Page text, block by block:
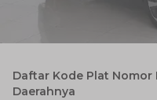
Daftar Kode Plat Nomor
Daerahnya